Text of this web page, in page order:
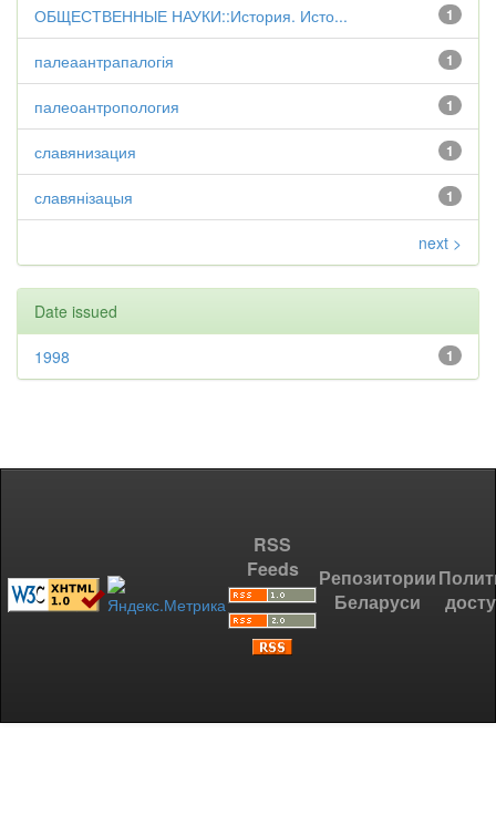
1
ОБЩЕСТВЕННЫЕ НАУКИ::История. Исто...
1
палеаантрапалогія
1
палеоантропология
1
славянизация
1
славянізацыя
next >
Date issued
1
1998
RSS
Feeds
Репозитории
Беларуси